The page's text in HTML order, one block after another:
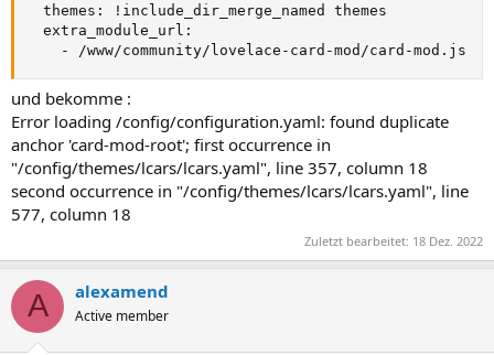
  themes: !include_dir_merge_named themes
  extra_module_url:
    - /www/community/lovelace-card-mod/card-mod.js
und bekomme :
Error loading /config/configuration.yaml: found duplicate
anchor 'card-mod-root'; first occurrence in
"/config/themes/lcars/lcars.yaml", line 357, column 18
second occurrence in "/config/themes/lcars/lcars.yaml", line
577, column 18
Zuletzt bearbeitet: 18 Dez. 2022
A alexamend
Active member